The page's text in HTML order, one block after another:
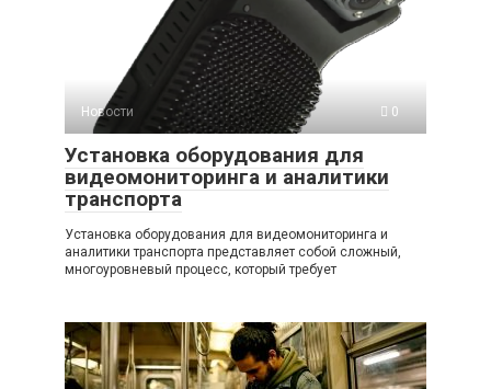
Новости 0
Установка оборудования для
видеомониторинга и аналитики
транспорта
Установка оборудования для видеомониторинга и
аналитики транспорта представляет собой сложный,
многоуровневый процесс, который требует